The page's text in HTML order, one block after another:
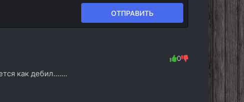
ОТПРАВИТЬ
0
как дебил.......